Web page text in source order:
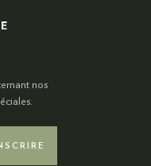
nos